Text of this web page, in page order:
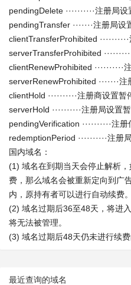
pendingDelete ··········注册局
pendingTransfer ·······注册局
clientTransferProhibited
serverTransferProhibited
clientRenewProhibited
serverRenewProhibited ·······
clientHold ··········注册商设置
serverHold ··········注册局设置
pendingVerification ··········注
redemptionPeriod ··········注册
国内域名：
(1) 域名在到期当天会停止解析
费，那么域名会被重新定向到广
内，原持有者可以进行自动续费。
(2) 域名过期后36至48天，将进
将无法被管理。
(3) 域名过期后48天仍未进行续费
最近查询的域名